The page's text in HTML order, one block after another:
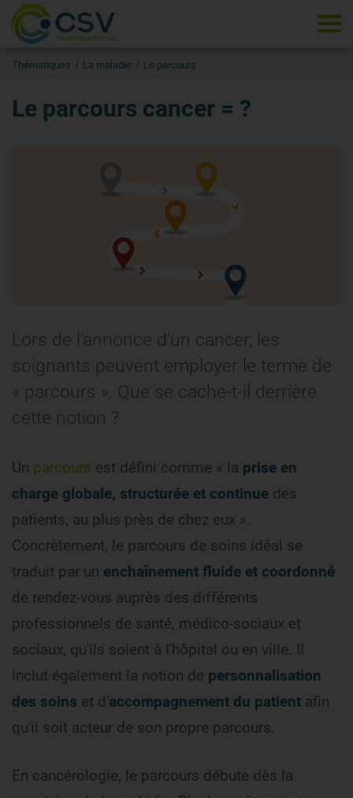
Thématiques La maladie Le parcours
Le parcours cancer = ?
Lors de l'annonce d'un cancer, les
soignants peuvent employer le terme de
« parcours ». Que se cache-t-il derrière
cette notion ?
Un parcours est défini comme « la prise en
charge globale, structurée et continue des
patients, au plus près de chez eux ».
Concrètement, le parcours de soins idéal se
traduit par un enchaînement fluide et coordonné
de rendez-vous auprès des différents
professionnels de santé, médico-sociaux et
sociaux, qu'ils soient à l'hôpital ou en ville. Il
inclut également la notion de personnalisation
des soins et d'accompagnement du patient afin
qu'il soit acteur de son propre parcours.
En cancérologie, le parcours débute dès la